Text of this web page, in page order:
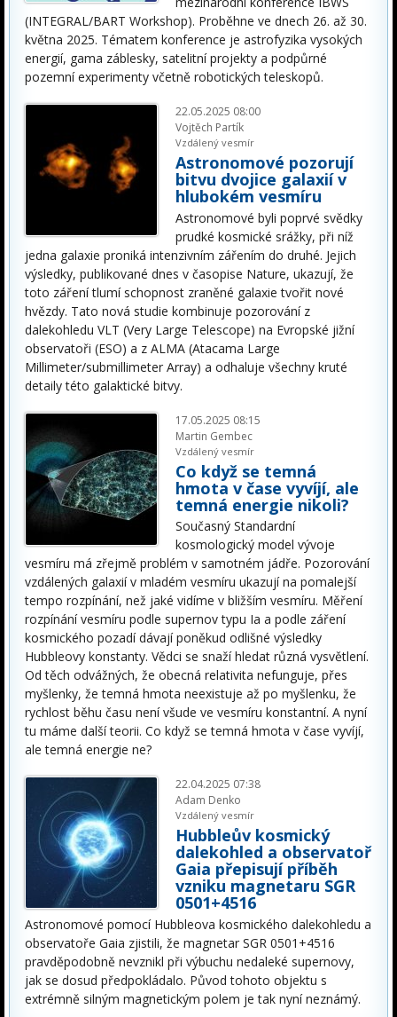
(INTEGRAL/BART Workshop). Proběhne ve dnech 26. až 30.
května 2025. Tématem konference je astrofyzika vysokých
energií, gama záblesky, satelitní projekty a podpůrné
pozemní experimenty včetně robotických teleskopů.
22.05.2025 08:00
Vojtěch Partík
Vzdálený vesmír
Astronomové pozorují
bitvu dvojice galaxií v
hlubokém vesmíru
Astronomové byli poprvé svědky
prudké kosmické srážky, při níž
jedna galaxie proniká intenzivním zářením do druhé. Jejich
výsledky, publikované dnes v časopise Nature, ukazují, že
toto záření tlumí schopnost zraněné galaxie tvořit nové
hvězdy. Tato nová studie kombinuje pozorování z
dalekohledu VLT (Very Large Telescope) na Evropské jižní
observatoři (ESO) a z ALMA (Atacama Large
Millimeter/submillimeter Array) a odhaluje všechny kruté
detaily této galaktické bitvy.
17.05.2025 08:15
Martin Gembec
Vzdálený vesmír
Co když se temná
hmota v čase vyvíjí, ale
temná energie nikoli?
Současný Standardní
kosmologický model vývoje
vesmíru má zřejmě problém v samotném jádře. Pozorování
vzdálených galaxií v mladém vesmíru ukazují na pomalejší
tempo rozpínání, než jaké vidíme v bližším vesmíru. Měření
rozpínání vesmíru podle supernov typu Ia a podle záření
kosmického pozadí dávají poněkud odlišné výsledky
Hubbleovy konstanty. Vědci se snaží hledat různá vysvětlení.
Od těch odvážných, že obecná relativita nefunguje, přes
myšlenky, že temná hmota neexistuje až po myšlenku, že
rychlost běhu času není všude ve vesmíru konstantní. A nyní
tu máme další teorii. Co když se temná hmota v čase vyvíjí,
ale temná energie ne?
22.04.2025 07:38
Adam Denko
Vzdálený vesmír
Hubbleův kosmický
dalekohled a observatoř
Gaia přepisují příběh
vzniku magnetaru SGR
0501+4516
Astronomové pomocí Hubbleova kosmického dalekohledu a
observatoře Gaia zjistili, že magnetar SGR 0501+4516
pravděpodobně nevznikl při výbuchu nedaleké supernovy,
jak se dosud předpokládalo. Původ tohoto objektu s
extrémně silným magnetickým polem je tak nyní neznámý.